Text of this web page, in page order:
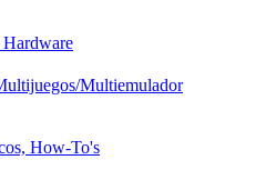
Multiemulador
How-To's